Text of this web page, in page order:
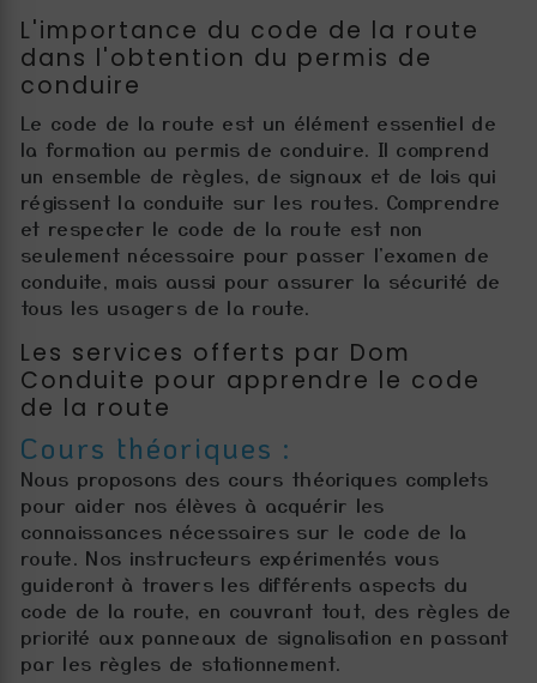
L'importance du code de la route
dans l'obtention du permis de
conduire
Le code de la route est un élément essentiel de
la formation au permis de conduire. Il comprend
un ensemble de règles, de signaux et de lois qui
régissent la conduite sur les routes. Comprendre
et respecter le code de la route est non
seulement nécessaire pour passer l'examen de
conduite, mais aussi pour assurer la sécurité de
tous les usagers de la route.
Les services offerts par Dom
Conduite pour apprendre le code
de la route
Cours théoriques :
Nous proposons des cours théoriques complets
pour aider nos élèves à acquérir les
connaissances nécessaires sur le code de la
route. Nos instructeurs expérimentés vous
guideront à travers les différents aspects du
code de la route, en couvrant tout, des règles de
priorité aux panneaux de signalisation en passant
par les règles de stationnement.